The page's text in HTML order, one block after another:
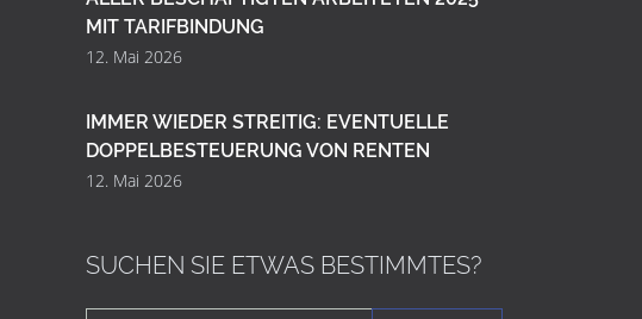
MIT TARIFBINDUNG
12. Mai 2026
IMMER WIEDER STREITIG: EVENTUELLE
DOPPELBESTEUERUNG VON RENTEN
12. Mai 2026
SUCHEN SIE ETWAS BESTIMMTES?